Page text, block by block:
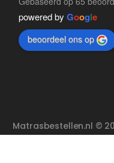
powered by Google
beoordeel ons op
Matrasbestellen.nl ©